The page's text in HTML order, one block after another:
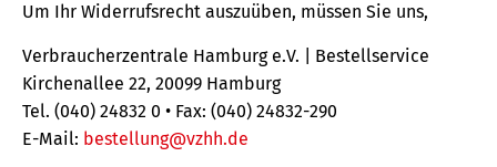
Um Ihr Widerrufsrecht auszuüben, müssen Sie uns,
Verbraucherzentrale Hamburg e.V. | Bestellservice
Kirchenallee 22, 20099 Hamburg
Tel. (040) 24832 0 • Fax: (040) 24832-290
E-Mail: bestellung@vzhh.de